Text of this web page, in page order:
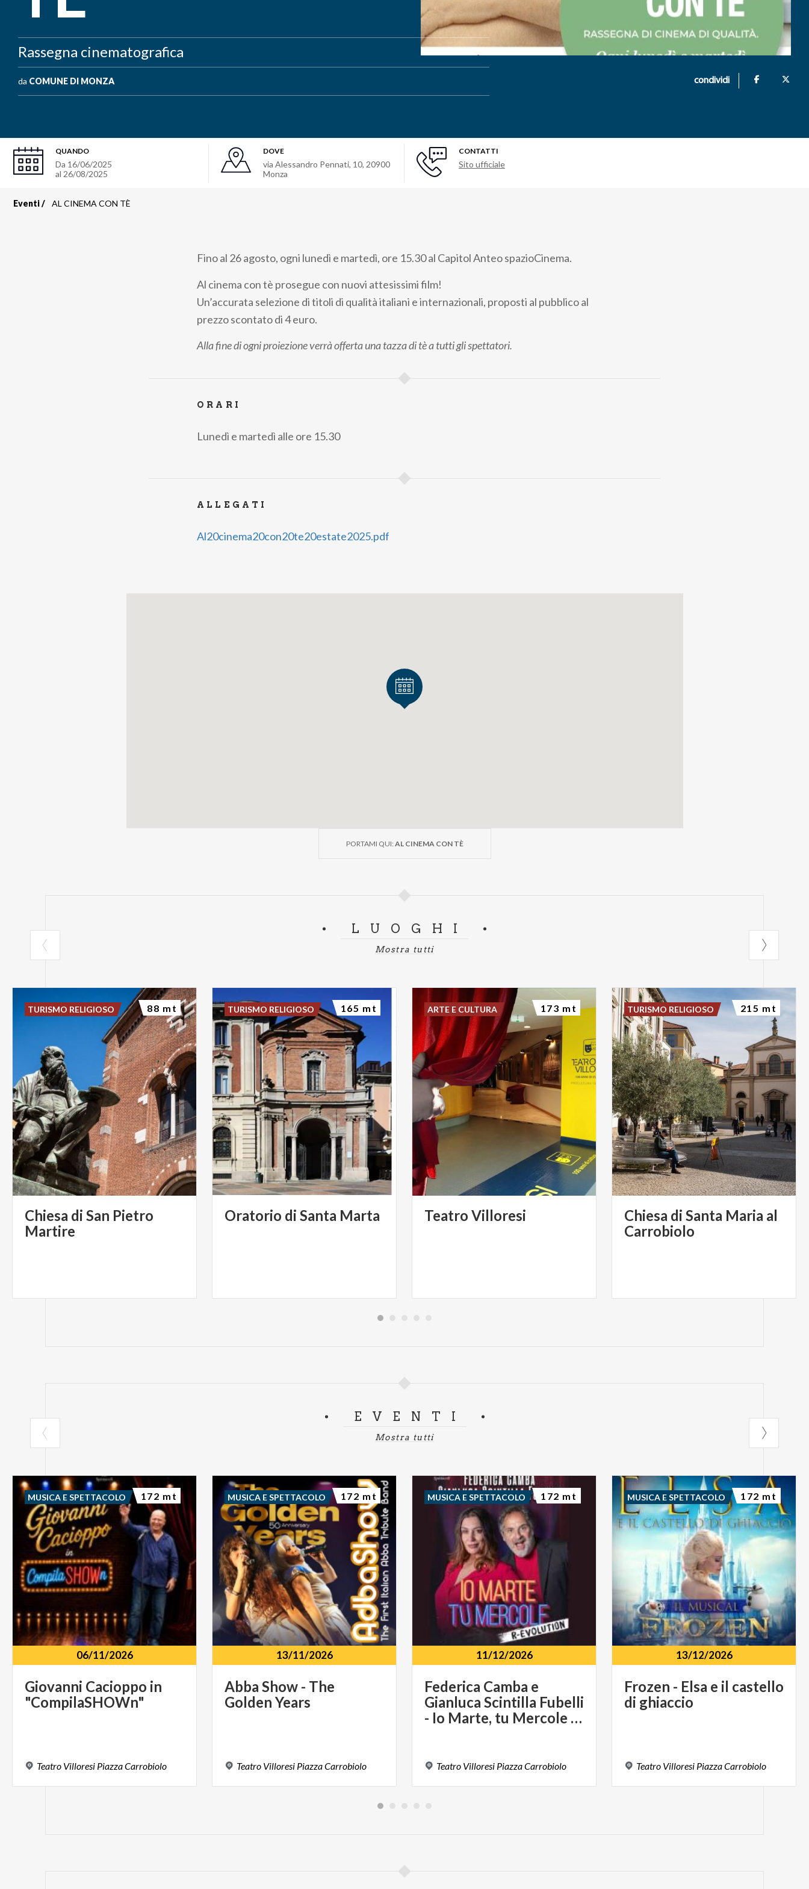
Rassegna cinematografica
da COMUNE DI MONZA condividi
QUANDO
Da 16/06/2025
al 26/08/2025
DOVE
via Alessandro Pennati, 10, 20900
Monza
CONTATTI
Sito ufficiale
Eventi AL CINEMA CON TÈ
Fino al 26 agosto, ogni lunedì e martedì, ore 15.30 al Capitol Anteo spazioCinema.
Al cinema con tè prosegue con nuovi attesissimi film!
Un’accurata selezione di titoli di qualità italiani e internazionali, proposti al pubblico al
prezzo scontato di 4 euro.
Alla fine di ogni proiezione verrà offerta una tazza di tè a tutti gli spettatori.
ORARI
Lunedì e martedì alle ore 15.30
ALLEGATI
Al20cinema20con20te20estate2025.pdf
PORTAMI QUI: AL CINEMA CON TÈ
LUOGHI
Mostra tutti
Chiesa di San Pietro
Martire
TURISMO RELIGIOSO 88 mt
Oratorio di Santa Marta
TURISMO RELIGIOSO 165 mt
Teatro Villoresi
ARTE E CULTURA 173 mt
Chiesa di Santa Maria al
Carrobiolo
TURISMO RELIGIOSO 215 mt
EVENTI
Mostra tutti
06/11/2026
Giovanni Cacioppo in
"CompilaSHOWn"
Teatro Villoresi PiazzaCarrobiolo
MUSICA E SPETTACOLO 172 mt
13/11/2026
Abba Show - The
Golden Years
Teatro Villoresi PiazzaCarrobiolo
MUSICA E SPETTACOLO 172 mt
11/12/2026
Federica Camba e
Gianluca Scintilla Fubelli
- Io Marte, tu Mercole R-Evolution
Teatro Villoresi PiazzaCarrobiolo
MUSICA E SPETTACOLO 172 mt
13/12/2026
Frozen - Elsa e il castello
di ghiaccio
Teatro Villoresi PiazzaCarrobiolo
MUSICA E SPETTACOLO 172 mt